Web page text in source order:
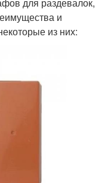
и
из них: